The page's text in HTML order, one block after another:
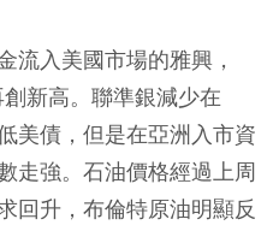
流入美國市場的雅興，
新高。 聯準銀減少在
美債，但是在亞洲入市資
走強。石油價格經過上周
回升，布倫特原油明顯反